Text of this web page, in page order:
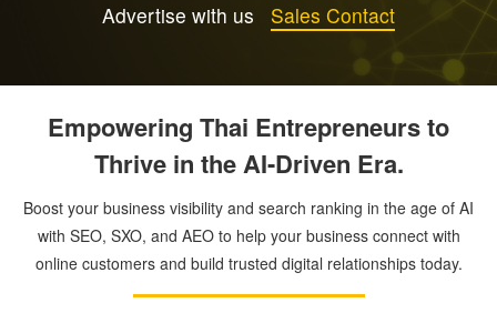
Advertise with us Sales Contact
Empowering Thai Entrepreneurs to
Thrive in the AI-Driven Era.
Boost your business visibility and search ranking in the age of AI
with SEO, SXO, and AEO to help your business connect with
online customers and build trusted digital relationships today.